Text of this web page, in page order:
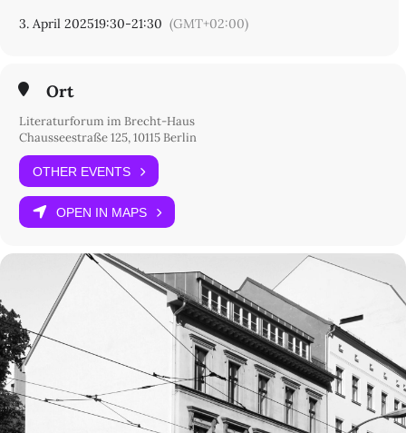
3. April 202519:30-21:30 (GMT+02:00)
Ort
Literaturforum im Brecht-Haus
Chausseestraße 125, 10115 Berlin
OTHER EVENTS
OPEN IN MAPS